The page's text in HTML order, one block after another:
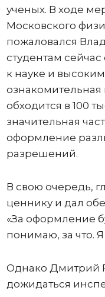
ученых. В ходе
Московского
пожаловался
студентам
к науке и
ознакомительная
обходится в 100
значительная
оформление
разрешений.
В свою очередь,
ценнику и дал
«За оформление
понимаю, за что.
Однако Дмитрий
дожидаться